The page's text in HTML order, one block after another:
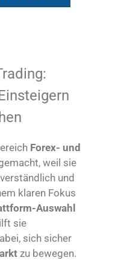
Forex- und
weil sie
und
klaren Fokus
Auswahl
sie
sich sicher
zu bewegen.